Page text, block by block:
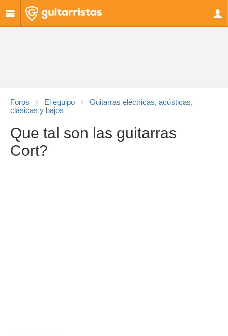
Foros El equipo
Guitarras eléctricas, acústicas,
clásicas y bajos
Que tal son las guitarras
Cort?